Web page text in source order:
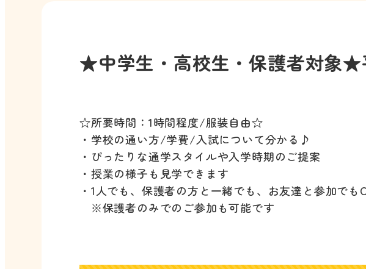
★中学生・高校生・保護者対象★
☆所要時間：1時間程度/服装自由☆
・学校の通い方/学費/入試について分かる♪
・ぴったりな通学スタイルや入学時期のご提案
・授業の様子も見学できます
・1人でも、保護者の方と一緒でも、お友達と参加でも
※保護者のみでのご参加も可能です